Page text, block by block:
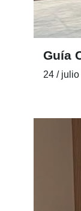
Guía
24 /